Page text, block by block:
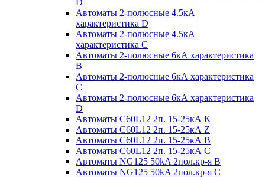
Автоматы 2-полюсные 4.5кА
характеристика D
Автоматы 2-полюсные 4.5кА
характеристика С
Автоматы 2-полюсные 6кА характеристика
B
Автоматы 2-полюсные 6кА характеристика
C
Автоматы 2-полюсные 6кА характеристика
D
Автоматы C60L12 2п. 15-25кА K
Автоматы C60L12 2п. 15-25кА Z
Автоматы C60L12 2п. 15-25кА B
Автоматы C60L12 2п. 15-25кА C
Автоматы NG125 50kA 2пол.кр-я B
Автоматы NG125 50kA 2пол.кр-я C